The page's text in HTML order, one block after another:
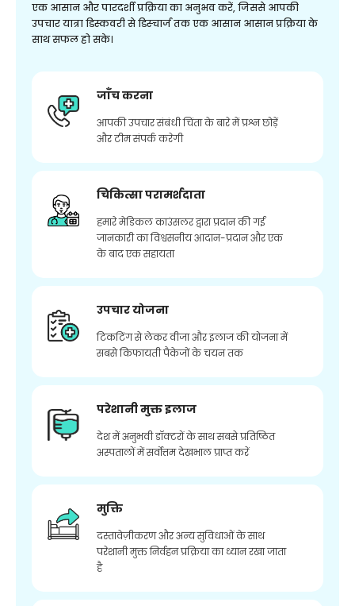
एक आसान और पारदर्शी प्रक्रिया का अनुभव करें, जिससे आपकी
उपचार यात्रा डिस्कवरी से डिस्चार्ज तक एक आसान आसान प्रक्रिया के
साथ सफल हो सके।
जाँच करना
आपकी उपचार संबंधी चिंता के बारे में प्रश्न छोड़ें
और टीम संपर्क करेगी
चिकित्सा परामर्शदाता
हमारे मेडिकल काउंसलर द्वारा प्रदान की गई
जानकारी का विश्वसनीय आदान-प्रदान और एक
के बाद एक सहायता
उपचार योजना
टिकटिंग से लेकर वीजा और इलाज की योजना में
सबसे किफायती पैकेजों के चयन तक
परेशानी मुक्त इलाज
देश में अनुभवी डॉक्टरों के साथ सबसे प्रतिष्ठित
अस्पतालों में सर्वोत्तम देखभाल प्राप्त करें
मुक्ति
दस्तावेज़ीकरण और अन्य सुविधाओं के साथ
परेशानी मुक्त निर्वहन प्रक्रिया का ध्यान रखा जाता
है